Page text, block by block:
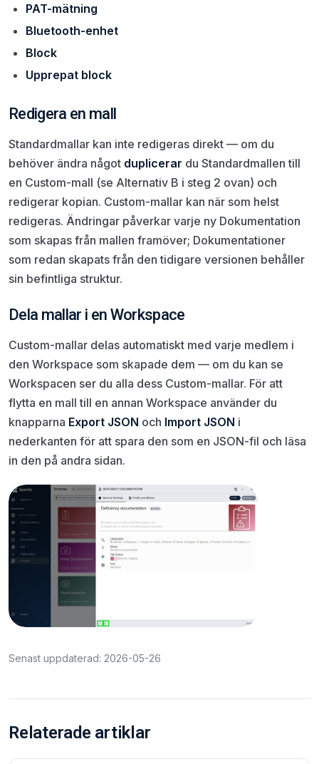
PAT-mätning
Bluetooth-enhet
Block
Upprepat block
Redigera en mall
Standardmallar kan inte redigeras direkt — om du
behöver ändra något duplicerar du Standardmallen till
en Custom-mall (se Alternativ B i steg 2 ovan) och
redigerar kopian. Custom-mallar kan när som helst
redigeras. Ändringar påverkar varje ny Dokumentation
som skapas från mallen framöver; Dokumentationer
som redan skapats från den tidigare versionen behåller
sin befintliga struktur.
Dela mallar i en Workspace
Custom-mallar delas automatiskt med varje medlem i
den Workspace som skapade dem — om du kan se
Workspacen ser du alla dess Custom-mallar. För att
flytta en mall till en annan Workspace använder du
knapparna Export JSON och Import JSON i
nederkanten för att spara den som en JSON-fil och läsa
in den på andra sidan.
Senast uppdaterad: 2026-05-26
Relaterade artiklar